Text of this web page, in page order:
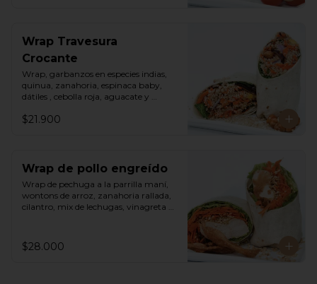
Wrap Travesura
Crocante
Wrap, garbanzos en especies indias,
quinua, zanahoria, espinaca baby,
dátiles , cebolla roja, aguacate y
$21.900
Wrap de pollo engreído
Wrap de pechuga a la parrilla maní,
wontons de arroz, zanahoria rallada,
cilantro, mix de lechugas, vinagreta
$28.000